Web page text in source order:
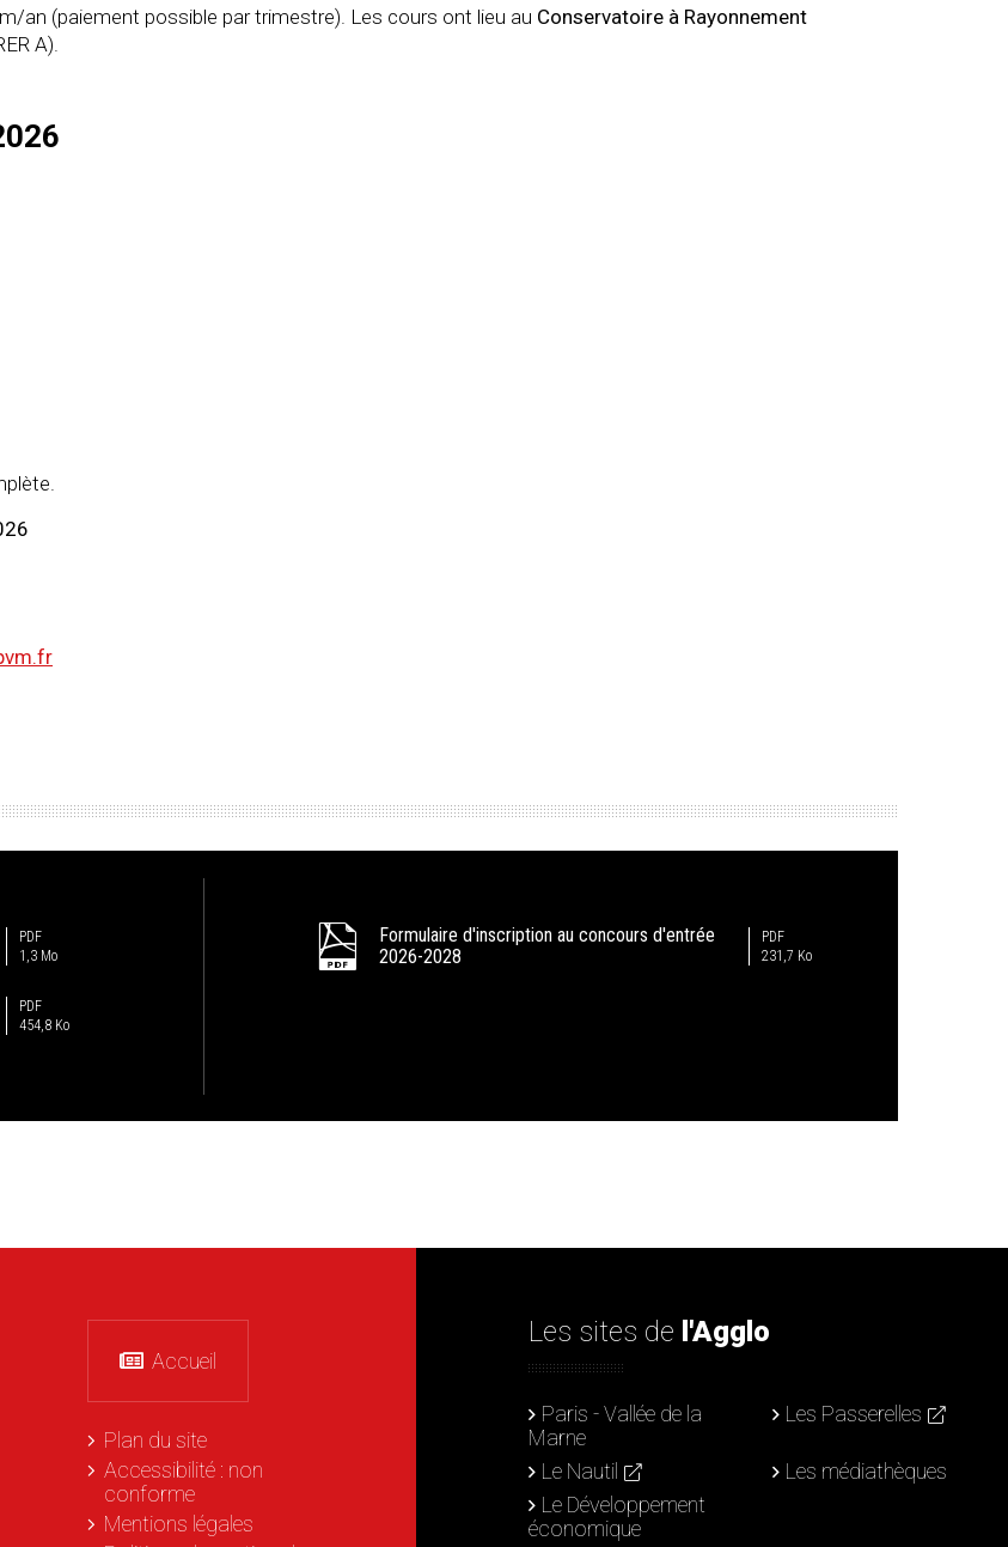
an (paiement possible par trimestre). Les cours ont lieu au Conservatoire à Rayonnement
A).
PDF
1,3 Mo
Formulaire d'inscription au concours d'entrée
2026-2028
PDF
231,7 Ko
PDF
454,8 Ko
Accueil
Plan du site
Accessibilité : non
conforme
Mentions légales
Les sites de l'Agglo
Paris - Vallée de la
Marne
Les Passerelles
Le Nautil
Les médiathèques
Le Développement
économique